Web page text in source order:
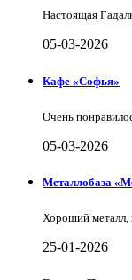
Настоящая
05-03-2026
Кафе «Софья»
Очень
05-03-2026
Металлобаза
Хороший металл,
25-01-2026